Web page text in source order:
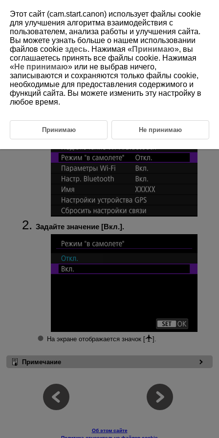
D180-183
Режим «В самолете»
ФункцииWi-Fiи Bluetooth можно временно отключить.
Задайте значение [Вкл.].
На экране отображается значок [ ].
Примечание
Об этом сайте
Этот сайт (cam.start.canon) использует файлы cookie
для улучшения алгоритма взаимодействия с
пользователем, анализа работы и улучшения сайта.
Вы можете узнать больше о нашем использовании
файлов cookie здесь. Нажимая «Принимаю», вы
соглашаетесь принять все файлы cookie. Нажимая
«Не принимаю» или не выбрав ничего,
записываются и сохраняются только файлы cookie,
необходимые для предоставления содержимого и
функций сайта. Вы можете изменить эту настройку в
любое время.
Принимаю Не принимаю